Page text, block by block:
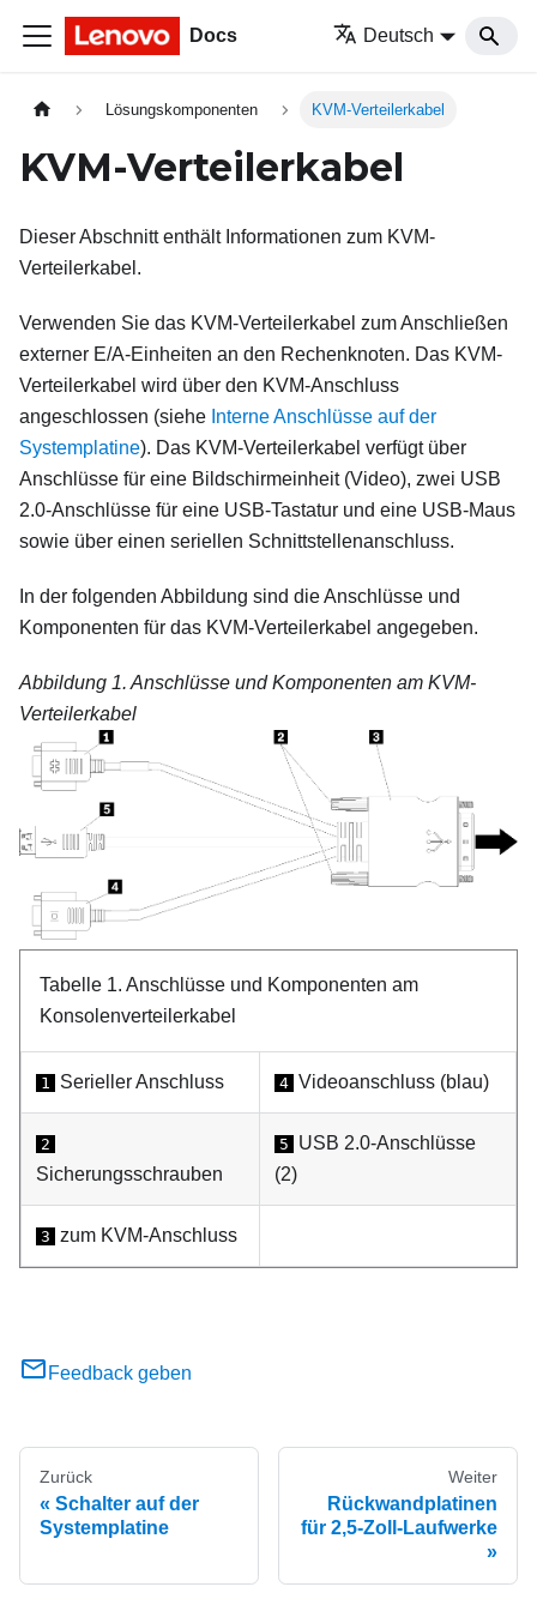
Docs Deutsch
Lösungskomponenten KVM-Verteilerkabel
KVM-Verteilerkabel
Dieser Abschnitt enthält Informationen zum KVM-
Verteilerkabel.
Verwenden Sie das KVM-Verteilerkabel zum Anschließen
externer E/A-Einheiten an den Rechenknoten. Das KVM-
Verteilerkabel wird über den KVM-Anschluss
angeschlossen (siehe Interne Anschlüsse auf der
Systemplatine). Das KVM-Verteilerkabel verfügt über
Anschlüsse für eine Bildschirmeinheit (Video), zwei USB
2.0-Anschlüsse für eine USB-Tastatur und eine USB-Maus
sowie über einen seriellen Schnittstellenanschluss.
In der folgenden Abbildung sind die Anschlüsse und
Komponenten für das KVM-Verteilerkabel angegeben.
Abbildung 1. Anschlüsse und Komponenten am KVM-
Verteilerkabel
Tabelle 1. Anschlüsse und Komponenten am
Konsolenverteilerkabel
1 Serieller Anschluss 4 Videoanschluss (blau)
2
Sicherungsschrauben
5
USB 2.0-Anschlüsse
(2)
3 zum KVM-Anschluss
Feedback geben
Zurück
Schalter auf der
Systemplatine
Weiter
Rückwandplatinen
für 2,5-Zoll-Laufwerke